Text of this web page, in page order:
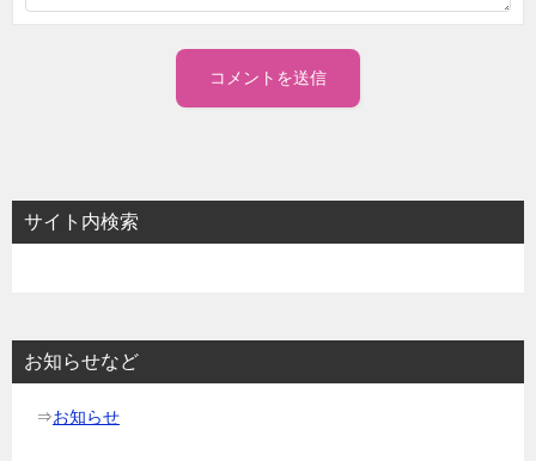
サイト内検索
お知らせなど
⇒お知らせ